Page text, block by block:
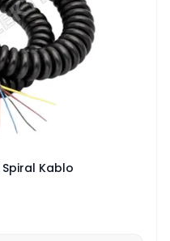
Spiral Kablo